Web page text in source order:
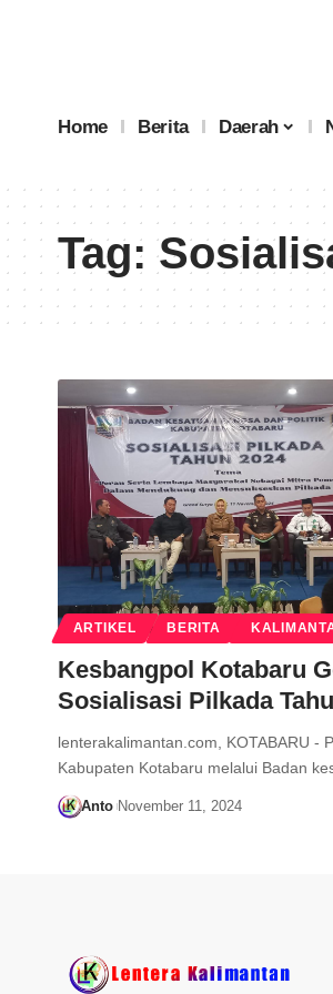
Home Berita Daerah
Tag:
ARTIKEL BERITA
Kesbangpol Kotabaru
Sosialisasi Pilkada
lenterakalimantan.com, KOTABARU -
Kabupaten Kotabaru melalui Badan
Anto November 11, 2024